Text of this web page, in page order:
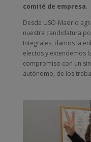
comité de empresa.
Desde USO-Madrid
nuestra candidatura
Integrales, damos la
electos y extendemos
compromiso con un
autónomo, de los